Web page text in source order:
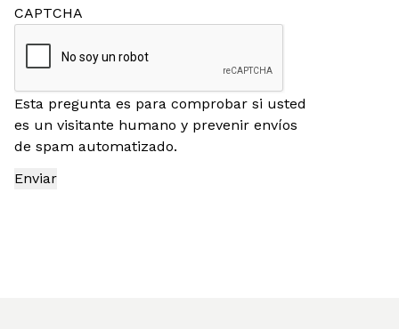
CAPTCHA
Esta pregunta es para comprobar si usted
es un visitante humano y prevenir envíos
de spam automatizado.